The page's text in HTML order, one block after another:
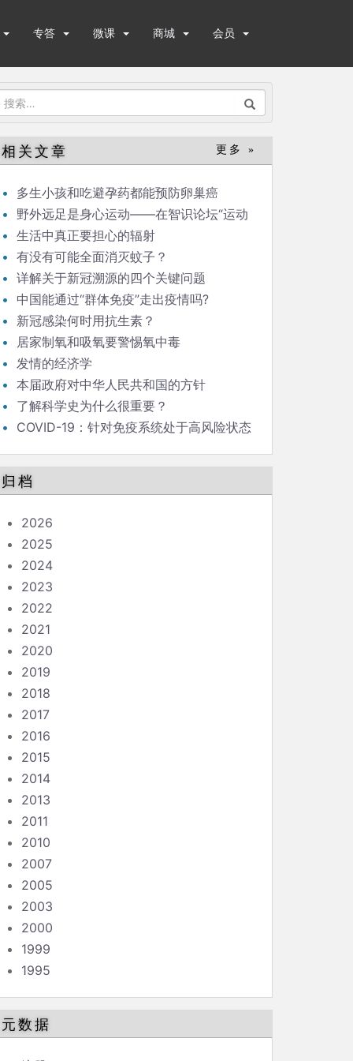
专答 微课 商城 会员
搜
：
相关文章 更多 »
多生小孩和吃避孕药都能预防卵巢癌
野外远足是身心运动——在智识论坛“运动
与健康”的发言
生活中真正要担心的辐射
有没有可能全面消灭蚊子？
详解关于新冠溯源的四个关键问题
中国能通过“群体免疫”走出疫情吗?
新冠感染何时用抗生素？
居家制氧和吸氧要警惕氧中毒
发情的经济学
本届政府对中华人民共和国的方针
了解科学史为什么很重要？
COVID-19：针对免疫系统处于高风险状态
归档
2026
2025
2024
2023
2022
2021
2020
2019
2018
2017
2016
2015
2014
2013
2011
2010
2007
2005
2003
2000
1999
1995
元数据